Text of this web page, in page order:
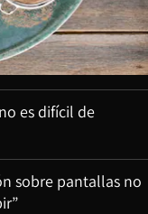
es difícil de
sobre pantallas no